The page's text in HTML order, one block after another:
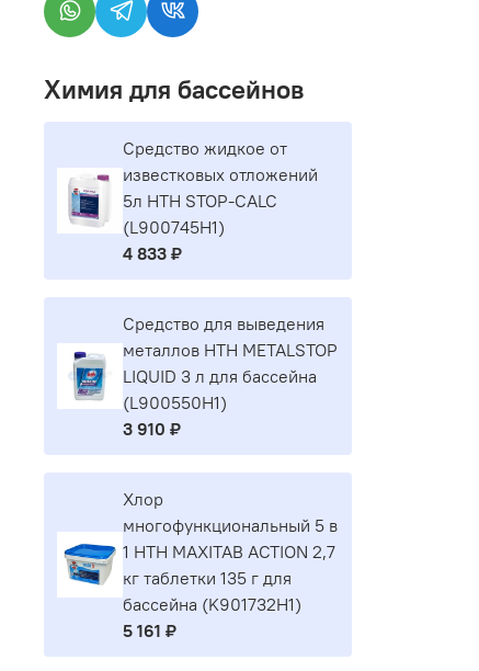
Химия для бассейнов
Средство жидкое от
известковых отложений
5л HTH STOP-CALC
(L900745H1)
4 833 ₽
Средство для выведения
металлов HTH METALSTOP
LIQUID 3 л для бассейна
(L900550H1)
3 910 ₽
Хлор
многофункциональный 5 в
1 HTH MAXITAB ACTION 2,7
кг таблетки 135 г для
бассейна (K901732H1)
5 161 ₽